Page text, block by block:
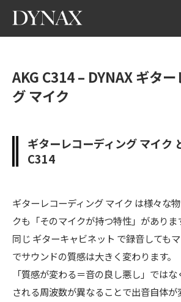
AKG C314 – DYNAX ギタ
グ マイク
ギターレコーディング マイク
C314
ギターレコーディング マイク は様々な
クも「そのマイクが持つ特性」がありま
同じ ギターキャビネット で録音しても
でサウンドの質感は大きく変わります。
「質感が変わる＝音の良し悪し」では
される周波数が異なることで出音自体